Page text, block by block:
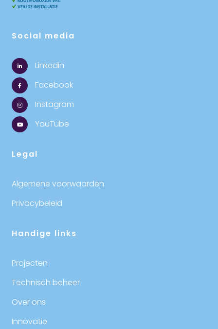
Social media
Linkedin
Facebook
Instagram
YouTube
Legal
Algemene voorwaarden
Privacybeleid
Handige links
Projecten
Technisch beheer
Over ons
Innovatie